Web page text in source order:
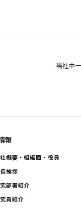
当社ホ
報
概要・組織図・役員
挨拶
部署紹介
員紹介